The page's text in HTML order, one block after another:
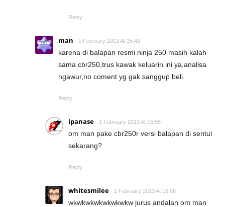
Reply
man 1 February 2013 At 15:42
karena di balapan resmi ninja 250 masih kalah
sama cbr250,trus kawak keluarin ini ya,analisa
ngawur,no coment yg gak sanggup beli.
Reply
ipanase 1 February 2013 At 15:55
om man pake cbr250r versi balapan di sentul
sekarang?
Reply
whitesmilee 1 February 2013 At 16:08
wkwkwkwkwkwkwkw jurus andalan om man